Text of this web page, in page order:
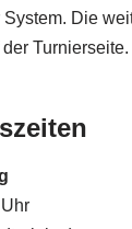
Die
Turnierseite.